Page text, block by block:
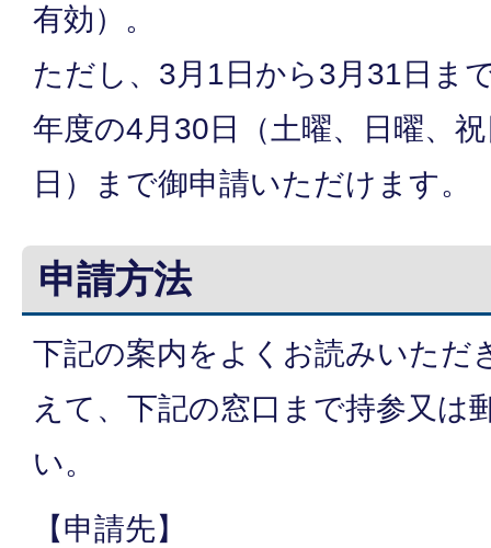
有効）。
ただし、3月1日から3月31日ま
年度の4月30日（土曜、日曜、
日）まで御申請いただけます。
申請方法
下記の案内をよくお読みいただ
えて、下記の窓口まで持参又は
い。
【申請先】